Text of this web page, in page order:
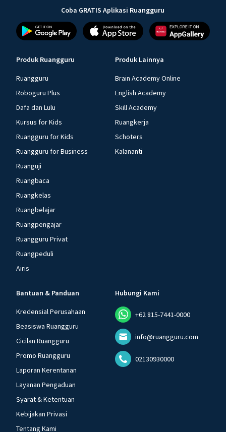
Coba GRATIS Aplikasi Ruangguru
Produk Ruangguru
Ruangguru
Roboguru Plus
Dafa dan Lulu
Kursus for Kids
Ruangguru for Kids
Ruangguru for Business
Ruanguji
Ruangbaca
Ruangkelas
Ruangbelajar
Ruangpengajar
Ruangguru Privat
Ruangpeduli
Airis
Produk Lainnya
Brain Academy Online
English Academy
Skill Academy
Ruangkerja
Schoters
Kalananti
Bantuan & Panduan
Kredensial Perusahaan
Beasiswa Ruangguru
Cicilan Ruangguru
Promo Ruangguru
Laporan Kerentanan
Layanan Pengaduan
Syarat & Ketentuan
Kebijakan Privasi
Tentang Kami
Hubungi Kami
+62 815-7441-0000
info@ruangguru.com
02130930000